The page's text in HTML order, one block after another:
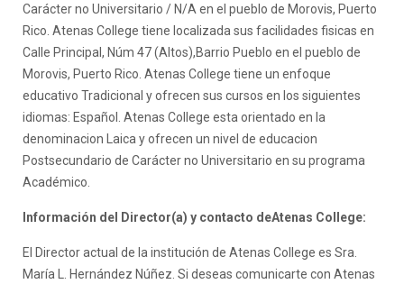
Carácter no Universitario / N/A en el pueblo de Morovis, Puerto
Rico. Atenas College tiene localizada sus facilidades fisicas en
Calle Principal, Núm 47 (Altos),Barrio Pueblo en el pueblo de
Morovis, Puerto Rico. Atenas College tiene un enfoque
educativo Tradicional y ofrecen sus cursos en los siguientes
idiomas: Español. Atenas College esta orientado en la
denominacion Laica y ofrecen un nivel de educacion
Postsecundario de Carácter no Universitario en su programa
Académico.
Información del Director(a) y contacto deAtenas College:
El Director actual de la institución de Atenas College es Sra.
María L. Hernández Núñez. Si deseas comunicarte con Atenas